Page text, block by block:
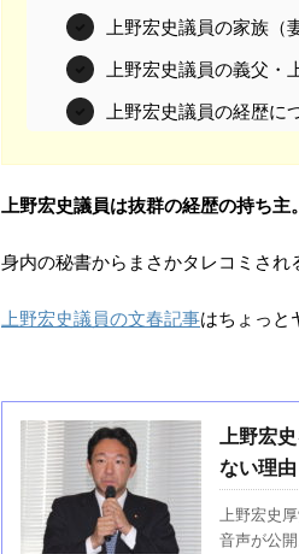
上野宏史議員の家族（
上野宏史議員の義父・
上野宏史議員の経歴に
上野宏史議員は抜群の経歴の持ち主
身内の秘書からまさかタレコミされ
上野宏史議員の文春記事はちょっと
上野宏
ない理由
上野宏史
音声が公